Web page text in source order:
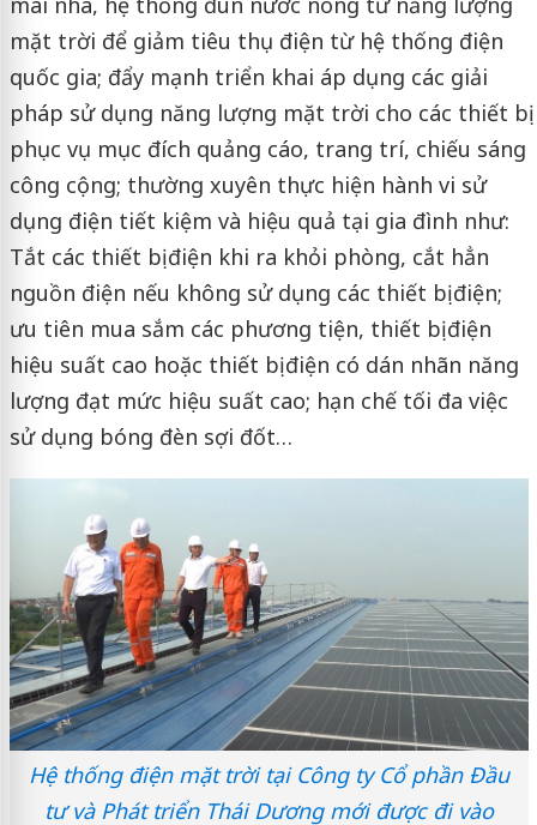
mặt trời để giảm tiêu thụ điện từ hệ thống điện
quốc gia; đẩy mạnh triển khai áp dụng các giải
pháp sử dụng năng lượng mặt trời cho các thiết bị
phục vụ mục đích quảng cáo, trang trí, chiếu sáng
công cộng; thường xuyên thực hiện hành vi sử
dụng điện tiết kiệm và hiệu quả tại gia đình như:
Tắt các thiết bị điện khi ra khỏi phòng, cắt hẳn
nguồn điện nếu không sử dụng các thiết bị điện;
ưu tiên mua sắm các phương tiện, thiết bị điện
hiệu suất cao hoặc thiết bị điện có dán nhãn năng
lượng đạt mức hiệu suất cao; hạn chế tối đa việc
sử dụng bóng đèn sợi đốt…
Hệ thống điện mặt trời tại Công ty Cổ phần Đầu
tư và Phát triển Thái Dương mới được đi vào